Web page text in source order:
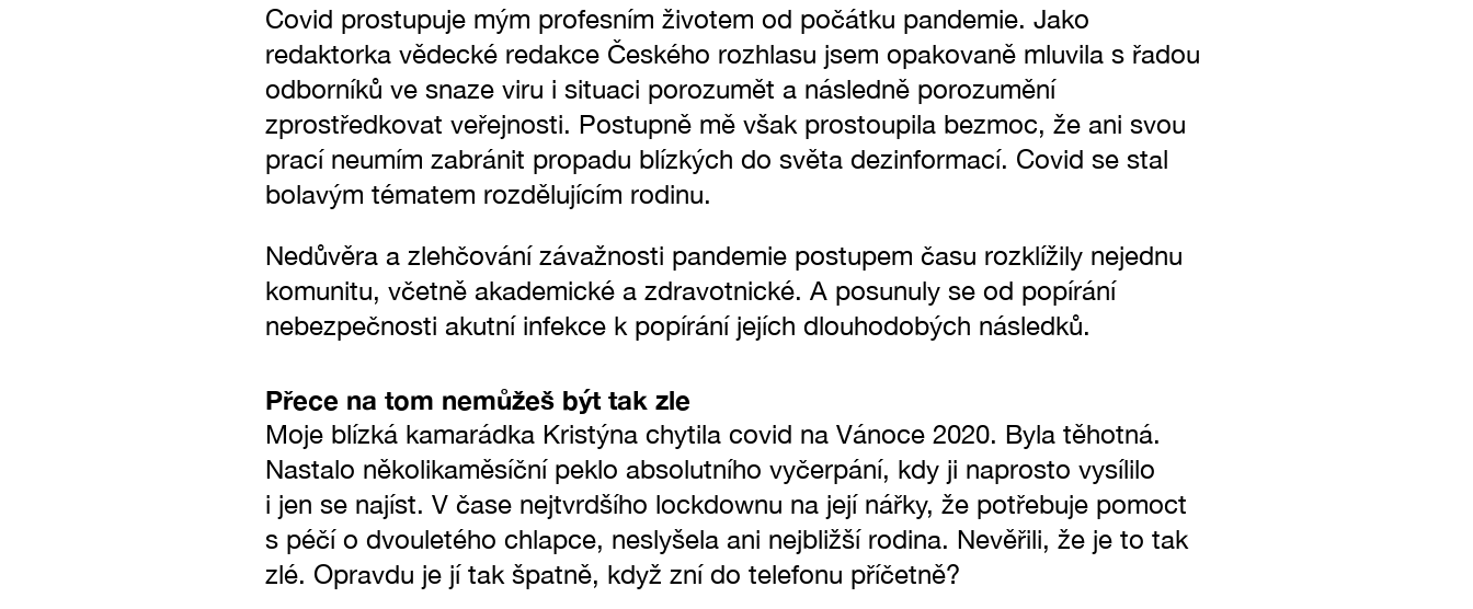
Covid prostupuje mým profesním životem od počátku pandemie. Jako
redaktorka vědecké redakce Českého rozhlasu jsem opakovaně mluvila s řadou
odborníků ve snaze viru i situaci porozumět a následně porozumění
zprostředkovat veřejnosti. Postupně mě však prostoupila bezmoc, že ani svou
prací neumím zabránit propadu blízkých do světa dezinformací. Covid se stal
bolavým tématem rozdělujícím rodinu.
Nedůvěra a zlehčování závažnosti pandemie postupem času rozklížily nejednu
komunitu, včetně akademické a zdravotnické. A posunuly se od popírání
nebezpečnosti akutní infekce k popírání jejích dlouhodobých následků.
Přece na tom nemůžeš být tak zle
Moje blízká kamarádka Kristýna chytila covid na Vánoce 2020. Byla těhotná.
Nastalo několikaměsíční peklo absolutního vyčerpání, kdy ji naprosto vysílilo
i jen se najíst. V čase nejtvrdšího lockdownu na její nářky, že potřebuje pomoct
s péčí o dvouletého chlapce, neslyšela ani nejbližší rodina. Nevěřili, že je to tak
zlé. Opravdu je jí tak špatně, když zní do telefonu příčetně?